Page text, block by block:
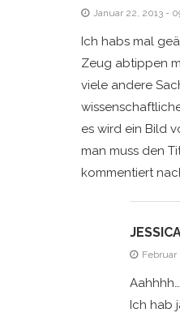
Januar 22, 2013 -
Ich habs mal
Zeug abtippen
viele andere
es wird ein Bild
man muss den
kommentiert
Februar
Ich hab